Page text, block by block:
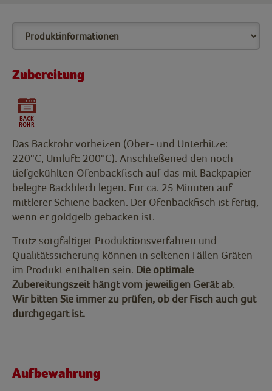
Zubereitung
Das Backrohr vorheizen (Ober- und Unterhitze:
220°C, Umluft: 200°C). Anschließened den noch
tiefgekühlten Ofenbackfisch auf das mit Backpapier
belegte Backblech legen. Für ca. 25 Minuten auf
mittlerer Schiene backen. Der Ofenbackfisch ist fertig,
wenn er goldgelb gebacken ist.
Trotz sorgfältiger Produktionsverfahren und
Qualitätssicherung können in seltenen Fällen Gräten
im Produkt enthalten sein. Die optimale
Zubereitungszeit hängt vom jeweiligen Gerät ab.
Wir bitten Sie immer zu prüfen, ob der Fisch auch gut
durchgegart ist.
Aufbewahrung